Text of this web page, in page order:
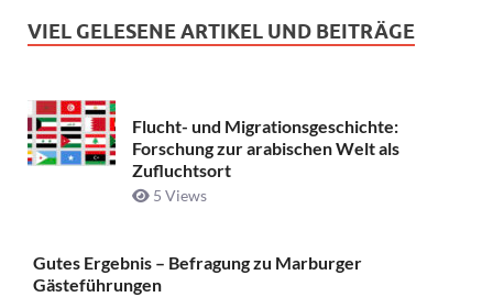
VIEL GELESENE ARTIKEL UND BEITRÄGE
Flucht- und Migrationsgeschichte:
Forschung zur arabischen Welt als
Zufluchtsort
5 Views
Gutes Ergebnis – Befragung zu Marburger
Gästeführungen